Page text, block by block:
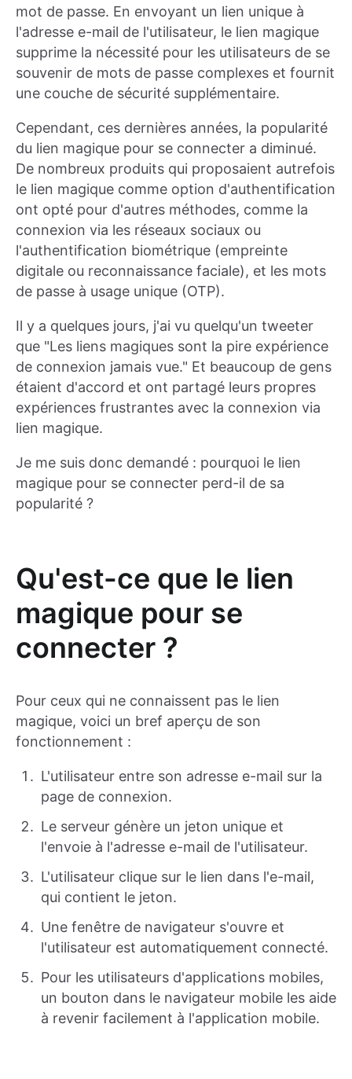
mot de passe. En envoyant un lien unique à
l'adresse e-mail de l'utilisateur, le lien magique
supprime la nécessité pour les utilisateurs de se
souvenir de mots de passe complexes et fournit
une couche de sécurité supplémentaire.
Cependant, ces dernières années, la popularité
du lien magique pour se connecter a diminué.
De nombreux produits qui proposaient autrefois
le lien magique comme option d'authentification
ont opté pour d'autres méthodes, comme la
connexion via les réseaux sociaux ou
l'authentification biométrique (empreinte
digitale ou reconnaissance faciale), et les mots
de passe à usage unique (OTP).
Il y a quelques jours, j'ai vu quelqu'un tweeter
que "Les liens magiques sont la pire expérience
de connexion jamais vue." Et beaucoup de gens
étaient d'accord et ont partagé leurs propres
expériences frustrantes avec la connexion via
lien magique.
Je me suis donc demandé : pourquoi le lien
magique pour se connecter perd-il de sa
popularité ?
Qu'est-ce que le lien
magique pour se
connecter ?
Pour ceux qui ne connaissent pas le lien
magique, voici un bref aperçu de son
fonctionnement :
L'utilisateur entre son adresse e-mail sur la
page de connexion.
Le serveur génère un jeton unique et
l'envoie à l'adresse e-mail de l'utilisateur.
L'utilisateur clique sur le lien dans l'e-mail,
qui contient le jeton.
Une fenêtre de navigateur s'ouvre et
l'utilisateur est automatiquement connecté.
Pour les utilisateurs d'applications mobiles,
un bouton dans le navigateur mobile les aide
à revenir facilement à l'application mobile.